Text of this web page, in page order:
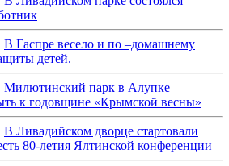
В Гаспре весело и по –домашнему
детей.
Милютинский парк в Алупке
к годовщине «Крымской весны»
В Ливадийском дворце стартовали
80-летия Ялтинской конференции